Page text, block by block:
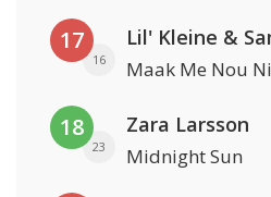
17
16
Lil' Kleine &
Maak Me Nou
18
23
Zara Larsson
Midnight Sun